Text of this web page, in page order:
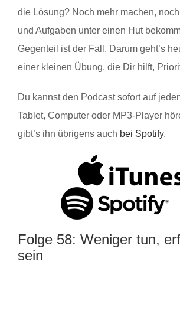
die Lösung? Noch mehr machen,
und Aufgaben unter einen Hut
Gegenteil ist der Fall. Darum geht’s
einer kleinen Übung, die Dir hilft,
Du kannst den Podcast sofort auf
Tablet, Computer oder MP3-Player
gibt’s ihn übrigens auch bei Spotify.
Folge 58: Weniger tun,
sein